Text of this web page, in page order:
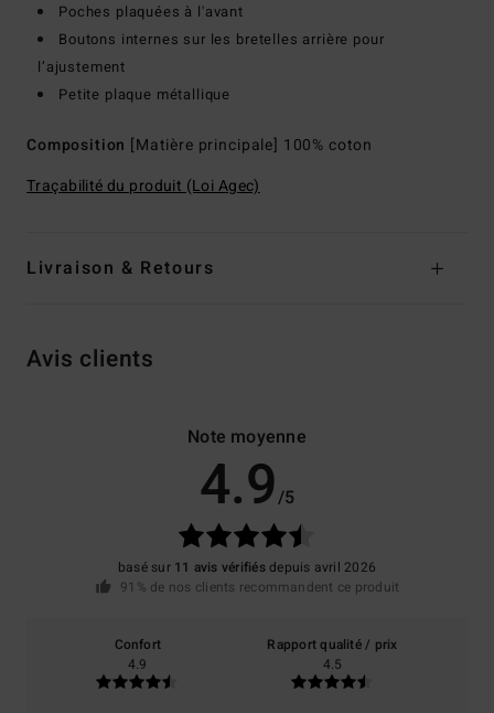
Poches plaquées à l'avant
Boutons internes sur les bretelles arrière pour
l’ajustement
Petite plaque métallique
Composition [Matière principale] 100% coton
Traçabilité du produit (Loi Agec)
Livraison & Retours
Avis clients
Note moyenne
4.9/5
basé sur 11 avis vérifiésdepuis avril 2026
91% de nos clients recommandent ce produit
Confort
4.9
Rapport qualité / prix
4.5